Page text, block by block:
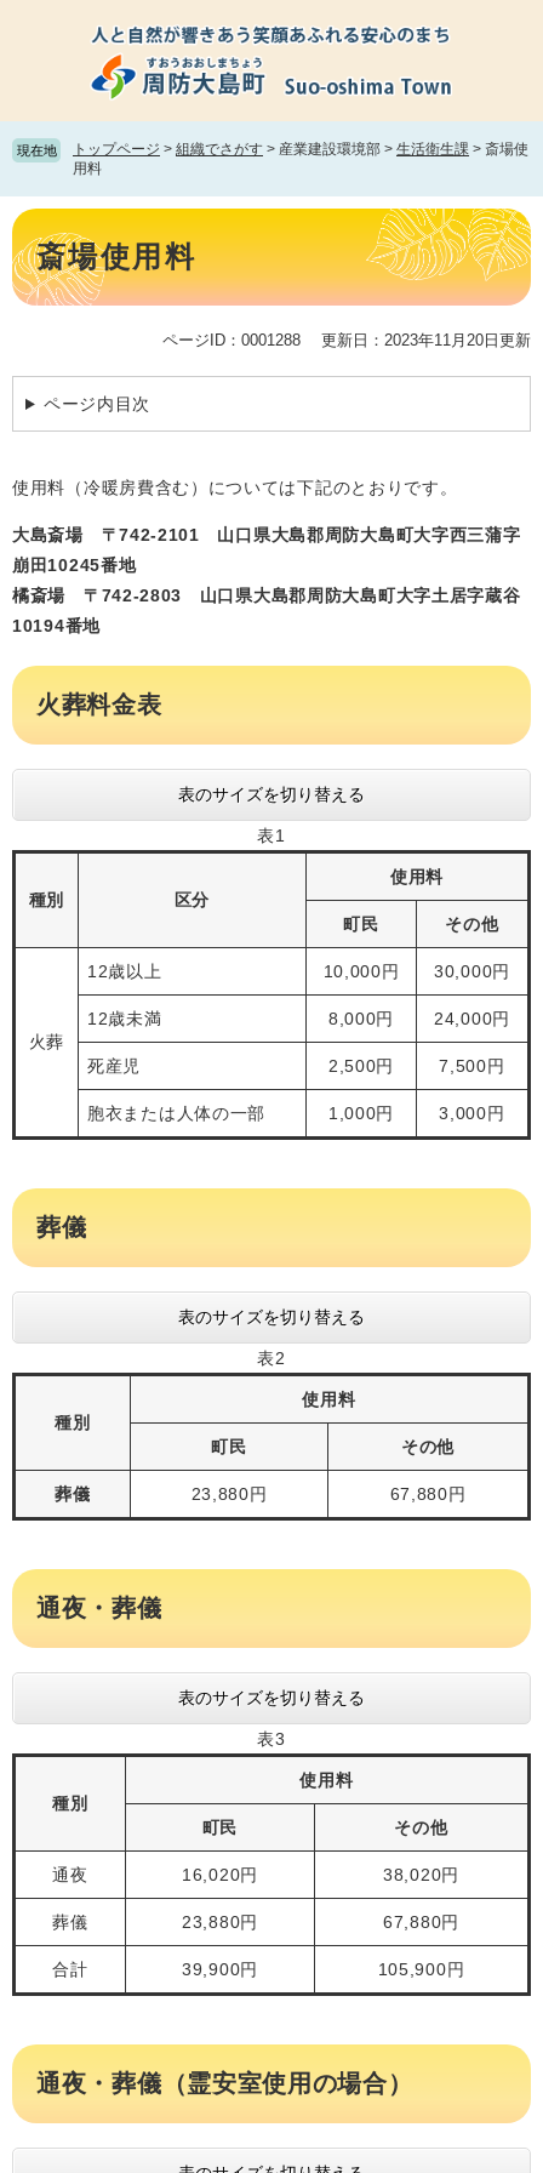
頭
で
飛
ば
て
文
へ
現在地 トップページ > 組織でさがす > 産業建設環境部 > 生活衛生課 > 斎場使
用料
本
文 斎場使用料
ページID：0001288 更新日：2023年11月20日更新
ページ内目次
使用料（冷暖房費含む）については下記のとおりです。
大島斎場 〒742-2101 山口県大島郡周防大島町大字西三蒲字
崩田10245番地
橘斎場 〒742-2803 山口県大島郡周防大島町大字土居字蔵谷
10194番地
火葬料金表
表のサイズを切り替える
表1
種別 区分
使用料
町民 その他
火葬
12歳以上 10,000円 30,000円
12歳未満 8,000円 24,000円
死産児 2,500円 7,500円
胞衣または人体の一部 1,000円 3,000円
葬儀
表のサイズを切り替える
表2
種別
使用料
町民 その他
葬儀 23,880円 67,880円
通夜・葬儀
表のサイズを切り替える
表3
種別
使用料
町民 その他
通夜 16,020円 38,020円
葬儀 23,880円 67,880円
合計 39,900円 105,900円
通夜・葬儀（霊安室使用の場合）